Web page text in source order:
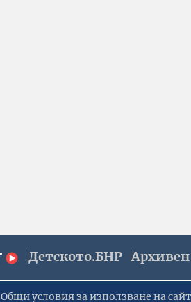
Детското.БНР
Общи условия за използване на